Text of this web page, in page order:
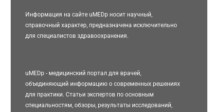
Информация на сайте uMEDp носит научный,
справочный характер, предназначена исключительно
для специалистов здравоохранения.
uMEDp - медицинский портал для врачей,
объединяющий информацию о современных решениях
для практики. Статьи экспертов по основным
специальностям, обзоры, результаты исследований,